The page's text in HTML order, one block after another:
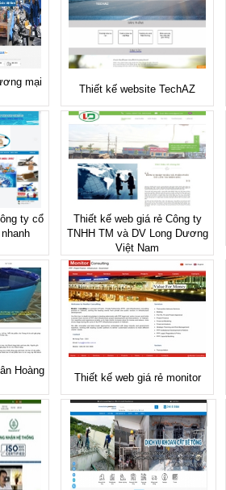
mại
Thiết kế website TechAZ
ty cổ
Thiết kế web giá rẻ Công ty
TNHH TM và DV Long Dương
Việt Nam
Hoàng
Thiết kế web giá rẻ monitor